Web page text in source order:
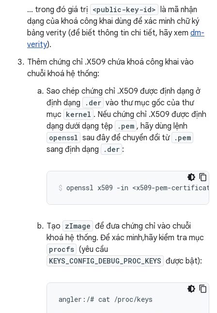
... trong đó giá trị <public-key-id>
là mã nhận
dạng của khoá công khai dùng để xác minh chữ ký
bảng verity (để biết thông tin chi tiết, hãy xem dm-
verity).
Thêm chứng chỉ .X509 chứa khoá công khai vào
chuỗi khoá hệ thống:
Sao chép chứng chỉ .X509 được định dạng ở
định dạng
.der vào thư mục gốc của thư
mục kernel . Nếu chứng chỉ .X509 được định
dạng dưới dạng tệp
.pem , hãy dùng lệnh
openssl sau đây để chuyển đổi từ .pem
sang định dạng .der :
openssl x509 -in <x509-pem-
Tạo zImage để đưa chứng chỉ vào chuỗi
khoá hệ thống. Để xác minh,hãy kiểm tra mục
procfs (yêu cầu
KEYS_CONFIG_DEBUG_PROC_KEYS được bật):
angler:/# cat /proc/keys